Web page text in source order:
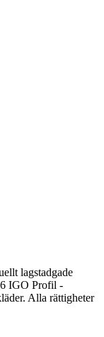
lagstadgade
IGO Profil -
Alla rättigheter